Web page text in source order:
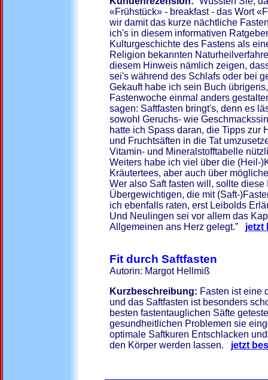
«Frühstück» - breakfast - das Wort
wir damit das kurze nächtliche
ich's in diesem informativen
Kulturgeschichte des Fastens als
Religion bekannten
diesem Hinweis nämlich zeigen,
sei's während des Schlafs oder bei
Gekauft habe ich sein Buch
Fastenwoche einmal anders
sagen: Saftfasten bringt's, denn es
sowohl Geruchs- wie
hatte ich Spass daran, die Tipps zur
und Fruchtsäften in die Tat
Vitamin- und Mineralstofftabelle
Weiters habe ich viel über die (Heil-
Kräutertees, aber auch über
Wer also Saft fasten will, sollte
Übergewichtigen, die mit (Saft-
ich ebenfalls raten, erst Leibolds
Und Neulingen sei vor allem das
Allgemeinen ans Herz gelegt.” jetzt
Fit durch Saftfasten
Autorin: Margot Hellmiß
Kurzbeschreibung: Fasten ist eine
und das Saftfasten ist besonders
besten fastentauglichen Säfte
gesundheitlichen Problemen sie
optimale Saftkuren Entschlacken
den Körper werden lassen. jetzt